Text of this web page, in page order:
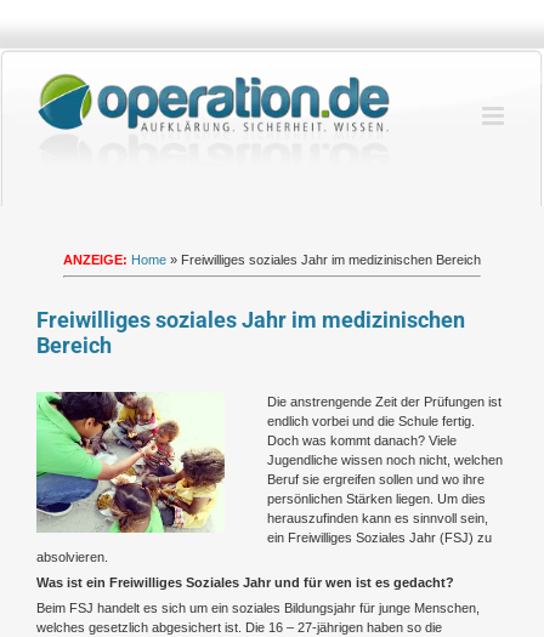
springen
ANZEIGE: Home » Freiwilliges soziales Jahr im medizinischen Bereich
Freiwilliges soziales Jahr im medizinischen
Bereich
Zeige
grösseres
Die anstrengende Zeit der Prüfungen ist
endlich vorbei und die Schule fertig.
Doch was kommt danach? Viele
Jugendliche wissen noch nicht, welchen
Beruf sie ergreifen sollen und wo ihre
persönlichen Stärken liegen. Um dies
herauszufinden kann es sinnvoll sein,
ein Freiwilliges Soziales Jahr (FSJ) zu
absolvieren.
Was ist ein Freiwilliges Soziales Jahr und für wen ist es gedacht?
Beim FSJ handelt es sich um ein soziales Bildungsjahr für junge Menschen,
welches gesetzlich abgesichert ist. Die 16 – 27-jährigen haben so die